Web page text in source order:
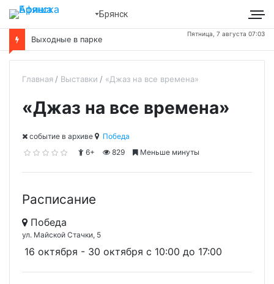
Брянск
Выходные в парке
Пятница, 7 августа 07:03
Главная Выставки «Джаз на все времена»
«Джаз на все времена»
cобытие в архиве
Победа
6+
829 Меньше минуты
Расписание
Победа
ул. Майской Стачки, 5
16 октября - 30 октября c 10:00 до 17:00